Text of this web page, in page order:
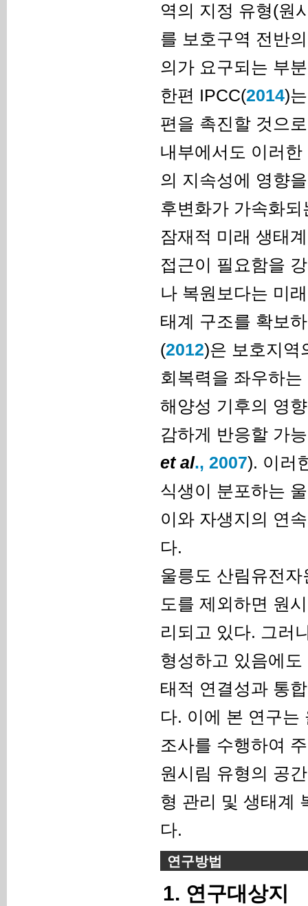
역의 지정 유형(원
를 보호구역 전반
의가 요구되는 부
한편 IPCC(2014)
편을 촉진할 것으
내부에서도 이러
의 지속성에 영향
후변화가 가속화
잠재적 미래 생태
접근이 필요함을
나 복원보다는 미
태계 구조를 확보
(2012)은 보호지역
회복력을 좌우하
해양성 기후의 영
감하게 반응할 가
et al., 2007). 이러
식생이 분포하는
이와 자생지의 연
다.
울릉도 산림유전
도를 제외하면 원
리되고 있다. 그러
형성하고 있음에
태적 연결성과 통
다. 이에 본 연구는
조사를 수행하여
원시림 유형의 공
형 관리 및 생태계
다.
연구방법
1. 연구대상지